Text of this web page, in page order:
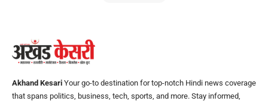
Akhand Kesari Your go-to destination for top-notch Hindi news coverage
that spans politics, business, tech, sports, and more. Stay informed,